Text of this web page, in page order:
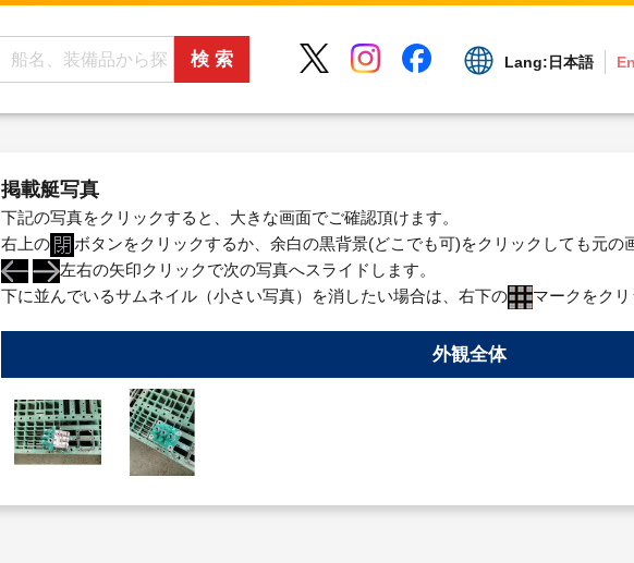
Lang: 日本語
掲載艇写真
下記の写真をクリックすると、大きな画面でご確認頂けます。
右上の
ボタンをクリックするか、余白の黒背景(どこでも可)をクリックしても元の
左右の矢印クリックで次の写真へスライドします。
下に並んでいるサムネイル（小さい写真）を消したい場合は、右下の
マークをクリ
外観全体